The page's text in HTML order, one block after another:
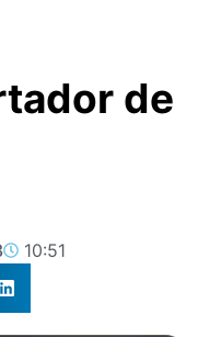
de
10:51